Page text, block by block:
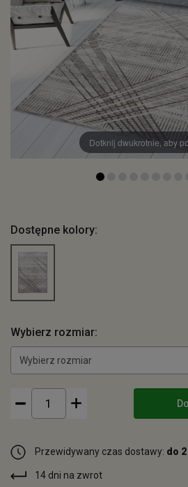
Dotknij dwukrotnie, aby
Dostępne kolory:
Wybierz rozmiar:
Wybierz rozmiar
Przewidywany czas dostawy: do
14 dni na zwrot